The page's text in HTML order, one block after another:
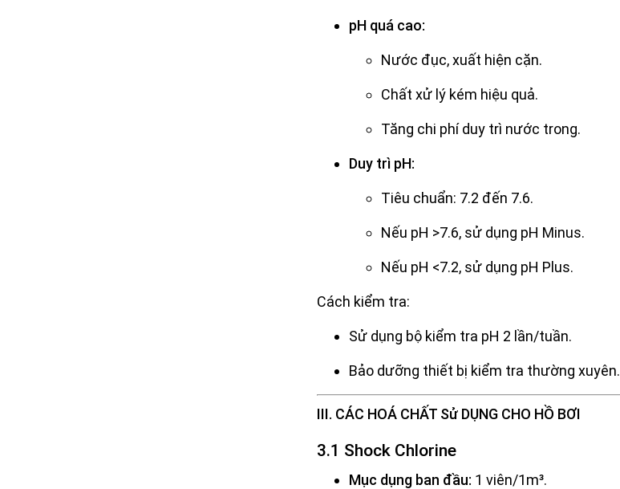
pH quá cao:
Nước đục, xuất hiện cặn.
Chất xử lý kém hiệu quả.
Tăng chi phí duy trì nước trong.
Duy trì pH:
Tiêu chuẩn: 7.2 đến 7.6.
Nếu pH >7.6, sử dụng pH Minus.
Nếu pH <7.2, sử dụng pH Plus.
Cách kiểm tra:
Sử dụng bộ kiểm tra pH 2 lần/tuần.
Bảo dưỡng thiết bị kiểm tra thường xuyên.
III. CÁC HOÁ CHẤT Sử DỤNG CHO HỒ BƠI
3.1 Shock Chlorine
Mục dụng ban đầu: 1 viên/1m³.